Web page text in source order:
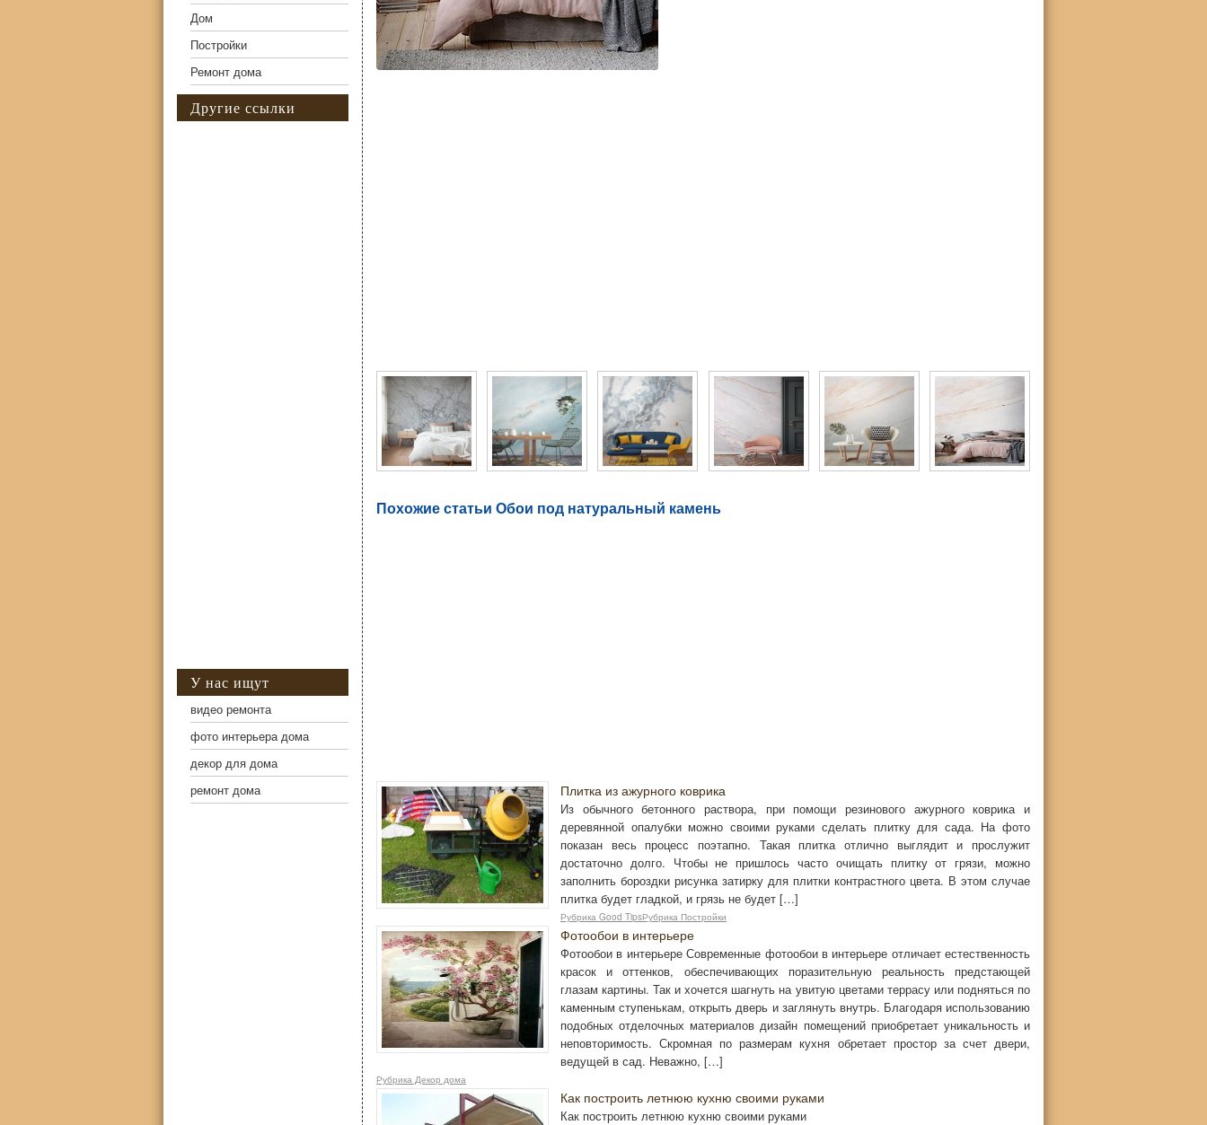
Похожие статьи Обои под натуральный камень
Плитка из ажурного коврика
Из обычного бетонного раствора, при помощи резинового ажурного коврика и
деревянной опалубки можно своими руками сделать плитку для сада. На фото
показан весь процесс поэтапно. Такая плитка отлично выглядит и прослужит
достаточно долго. Чтобы не пришлось часто очищать плитку от грязи, можно
заполнить бороздки рисунка затирку для плитки контрастного цвета. В этом случае
плитка будет гладкой, и грязь не будет […]
Рубрика Good TipsРубрика Постройки
Фотообои в интерьере
Фотообои в интерьере Современные фотообои в интерьере отличает естественность
красок и оттенков, обеспечивающих поразительную реальность предстающей
глазам картины. Так и хочется шагнуть на увитую цветами террасу или подняться по
каменным ступенькам, открыть дверь и заглянуть внутрь. Благодаря использованию
подобных отделочных материалов дизайн помещений приобретает уникальность и
неповторимость. Скромная по размерам кухня обретает простор за счет двери,
ведущей в сад. Неважно, […]
Рубрика Декор дома
Как построить летнюю кухню своими руками
Как построить летнюю кухню своими руками
Дом
Постройки
Ремонт дома
Другие ссылки
У нас ищут
видео ремонта
фото интерьера дома
декор для дома
ремонт дома